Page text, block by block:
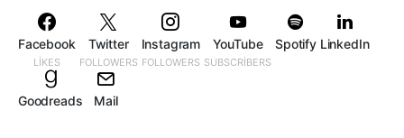
Facebook
LIKES
Twitter
FOLLOWERS
Instagram
FOLLOWERS
YouTube
SUBSCRIBERS
Spotify LinkedIn
Goodreads Mail